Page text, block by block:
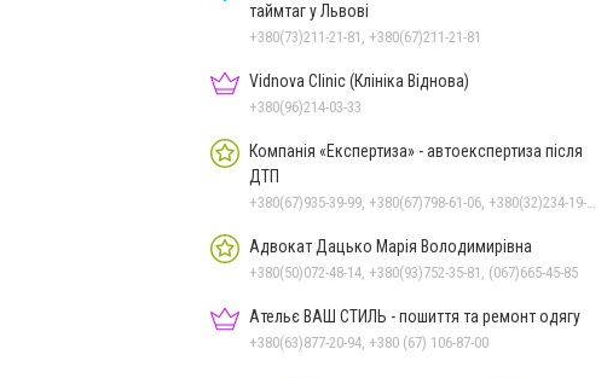
таймтаг у Львові
+380(73)211-21-81, +380(67)211-21-81
Vidnova Clinic (Клініка Віднова)
+380(96)214-03-33
Компанія «Експертиза» - автоекспертиза після
ДТП
Адвокат Дацько Марія Володимирівна
+380(50)072-48-14, +380(93)752-35-81, (067)665-45-85
Ательє ВАШ СТИЛЬ - пошиття та ремонт одягу
+380(63)877-20-94, +380 (67) 106-87-00